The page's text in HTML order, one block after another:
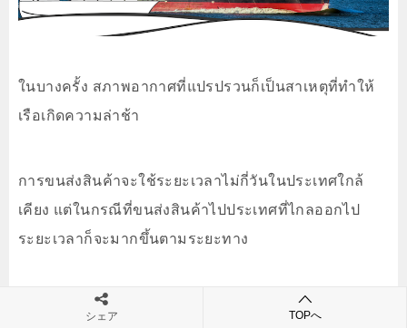
ในบางครั้ง สภาพอากาศที่แปรปรวนก็เป็นสาเหตุที่ทำให้
เรือเกิดความล่าช้า
การขนส่งสินค้าจะใช้ระยะเวลาไม่กี่วันในประเทศใกล้
เคียง แต่ในกรณีที่ขนส่งสินค้าไปประเทศที่ไกลออกไป
ระยะเวลาก็จะมากขึ้นตามระยะทาง
シェア TOPへ